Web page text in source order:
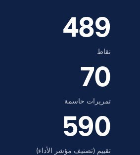
489
نقاط
70
تمريرات حاسمة
590
تقييم (تصنيف مؤشر الأداء)